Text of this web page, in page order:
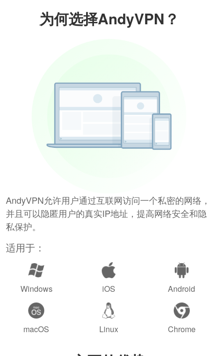
为何选择AndyVPN？
AndyVPN允许用户通过互联网访问一个私密的网络，
并且可以隐匿用户的真实IP地址，提高网络安全和隐
私保护。
适用于：
Windows iOS Android
macOS Linux Chrome